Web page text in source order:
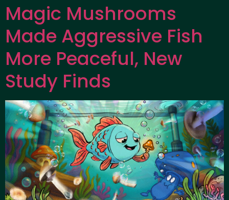
Magic Mushrooms
Made Aggressive Fish
More Peaceful, New
Study Finds